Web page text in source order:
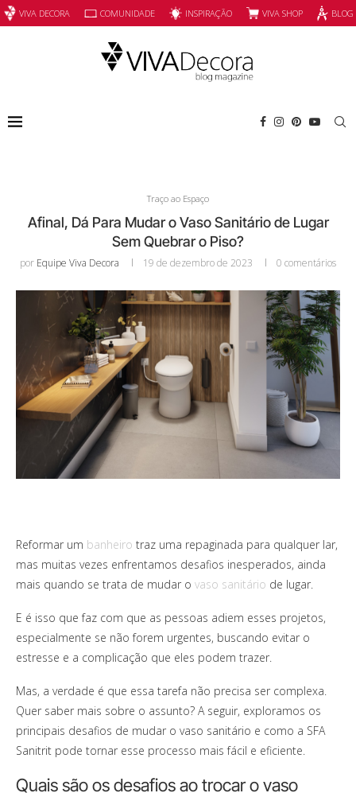
VIVA DECORA COMUNIDADE INSPIRAÇÃO VIVA SHOP
Traço ao Espaço
Afinal, Dá Para Mudar o Vaso Sanitário de Lugar
Sem Quebrar o Piso?
por Equipe Viva Decora 19 de dezembro de 2023 0 comentários
Reformar um banheiro traz uma repaginada para qualquer lar,
mas muitas vezes enfrentamos desafios inesperados, ainda
mais quando se trata de mudar o vaso sanitário de lugar.
E é isso que faz com que as pessoas adiem esses projetos,
especialmente se não forem urgentes, buscando evitar o
estresse e a complicação que eles podem trazer.
Mas, a verdade é que essa tarefa não precisa ser complexa.
Quer saber mais sobre o assunto? A seguir, exploramos os
principais desafios de mudar o vaso sanitário e como a SFA
Sanitrit pode tornar esse processo mais fácil e eficiente.
Quais são os desafios ao trocar o vaso